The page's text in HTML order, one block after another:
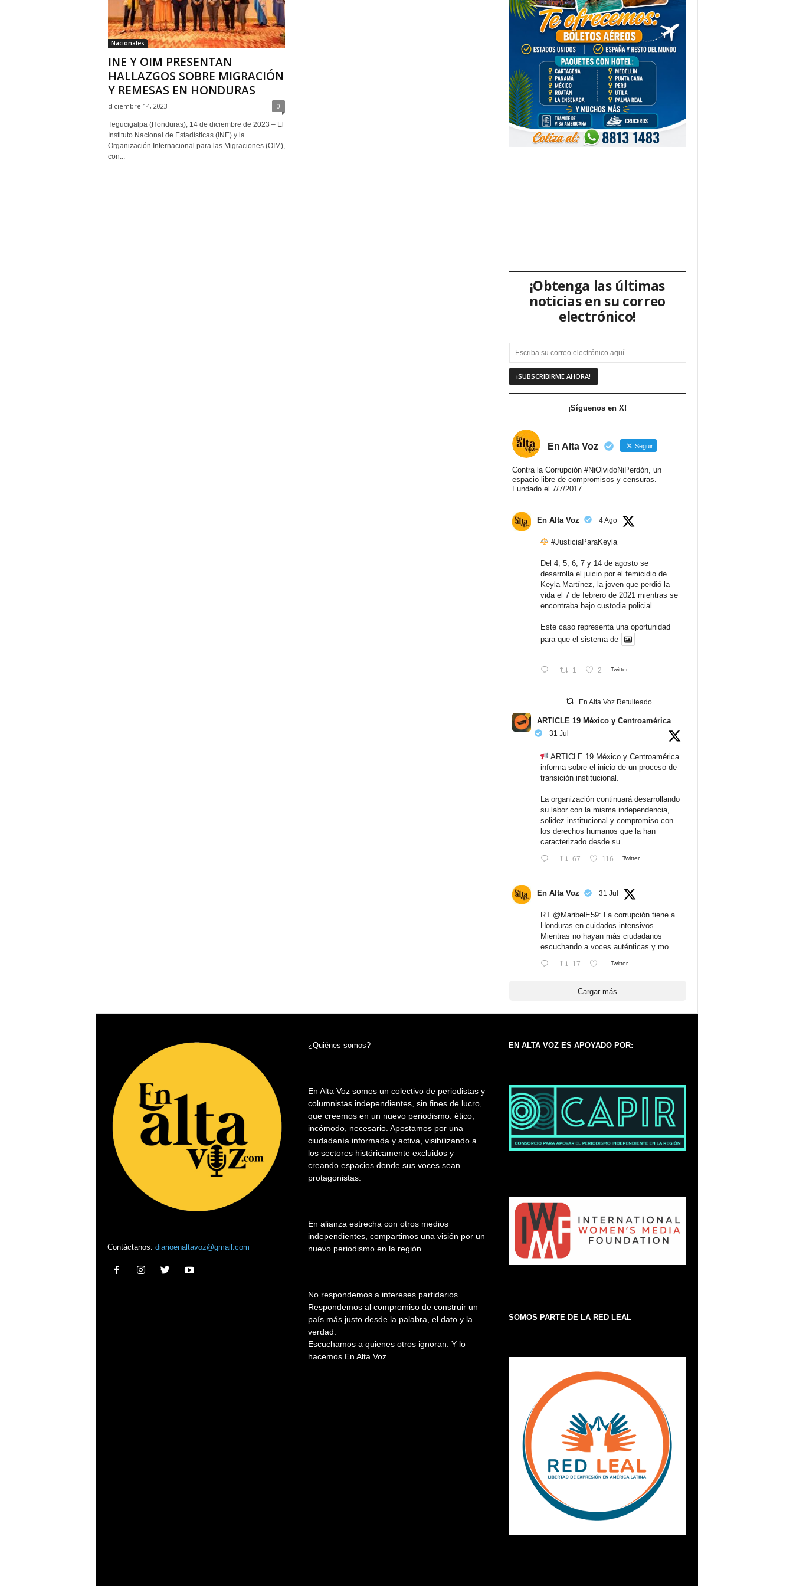
Nacionales
INE Y OIM PRESENTAN
HALLAZGOS SOBRE MIGRACIÓN
Y REMESAS EN HONDURAS
diciembre 14, 2023 0
Tegucigalpa (Honduras), 14 de diciembre de 2023 – El
Instituto Nacional de Estadísticas (INE) y la
Organización Internacional para las Migraciones (OIM),
con...
¡Obtenga las últimas
noticias en su correo
electrónico!
¡Síguenos en X!
En Alta Voz Seguir
Contra la Corrupción #NiOlvidoNiPerdón, un
espacio libre de compromisos y censuras.
Fundado el 7/7/2017.
En Alta Voz 4 Ago
#JusticiaParaKeyla
Del 4, 5, 6, 7 y 14 de agosto se
desarrolla el juicio por el femicidio de
Keyla Martínez, la joven que perdió la
vida el 7 de febrero de 2021 mientras se
encontraba bajo custodia policial.
Este caso representa una oportunidad
para que el sistema de
1 2 Twitter
En Alta Voz Retuiteado
ARTICLE 19 México y Centroamérica
31 Jul
ARTICLE 19 México y Centroamérica
informa sobre el inicio de un proceso de
transición institucional.
La organización continuará desarrollando
su labor con la misma independencia,
solidez institucional y compromiso con
los derechos humanos que la han
caracterizado desde su
67 116 Twitter
En Alta Voz 31 Jul
RT @MaribelE59: La corrupción tiene a
Honduras en cuidados intensivos.
Mientras no hayan más ciudadanos
escuchando a voces auténticas y mo…
17 Twitter
Cargar más
Contáctanos: diarioenaltavoz@gmail.com
¿Quiénes somos?
En Alta Voz somos un colectivo de periodistas y
columnistas independientes, sin fines de lucro,
que creemos en un nuevo periodismo: ético,
incómodo, necesario. Apostamos por una
ciudadanía informada y activa, visibilizando a
los sectores históricamente excluidos y
creando espacios donde sus voces sean
protagonistas.
En alianza estrecha con otros medios
independientes, compartimos una visión por un
nuevo periodismo en la región.
No respondemos a intereses partidarios.
Respondemos al compromiso de construir un
país más justo desde la palabra, el dato y la
verdad.
Escuchamos a quienes otros ignoran. Y lo
hacemos En Alta Voz.
EN ALTA VOZ ES APOYADO POR:
SOMOS PARTE DE LA RED LEAL